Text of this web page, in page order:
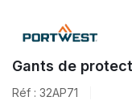
Gants de
Réf : 32AP71